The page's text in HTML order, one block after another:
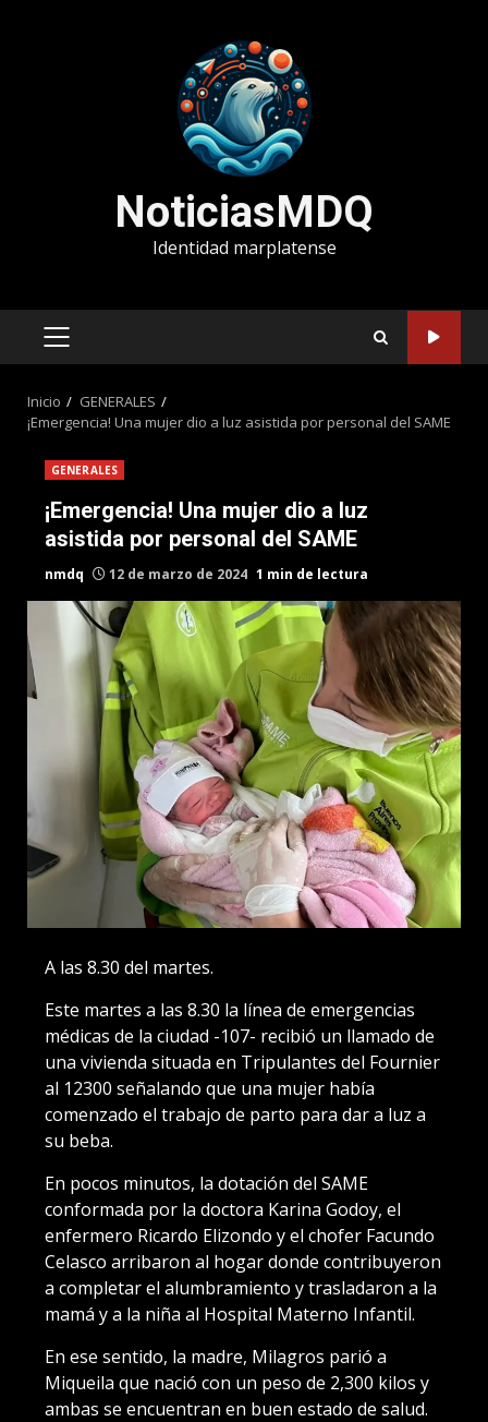
NoticiasMDQ
Identidad marplatense
MENÚ
Inicio
GENERALES
¡Emergencia! Una mujer dio a luz asistida por personal del SAME
GENERALES
¡Emergencia! Una mujer dio a luz
asistida por personal del SAME
nmdq 12 de marzo de 2024 1 min de lectura
A las 8.30 del martes.
Este martes a las 8.30 la línea de emergencias
médicas de la ciudad -107- recibió un llamado de
una vivienda situada en Tripulantes del Fournier
al 12300 señalando que una mujer había
comenzado el trabajo de parto para dar a luz a
su beba.
En pocos minutos, la dotación del SAME
conformada por la doctora Karina Godoy, el
enfermero Ricardo Elizondo y el chofer Facundo
Celasco arribaron al hogar donde contribuyeron
a completar el alumbramiento y trasladaron a la
mamá y a la niña al Hospital Materno Infantil.
En ese sentido, la madre, Milagros parió a
Miqueila que nació con un peso de 2,300 kilos y
ambas se encuentran en buen estado de salud.